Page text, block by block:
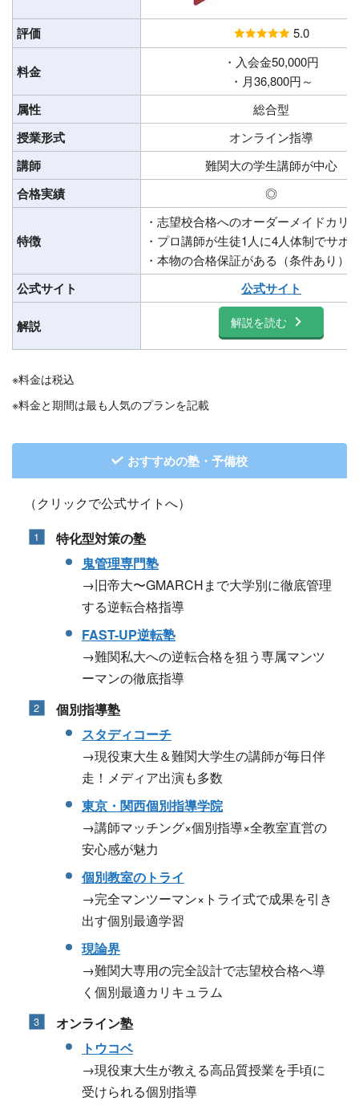
評価 5.0
料金
・入会金50,000円
・月36,800円～
属性 総合型
授業形式 オンライン指導
講師 難関大の学生講師が中心
合格実績 ◎
特徴
・志望校合格へのオーダーメイドカリ
・プロ講師が生徒1人に4人体制でサポ
・本物の合格保証がある（条件あり）
公式サイト 公式サイト
解説 解説を読む
※料金は税込
※料金と期間は最も人気のプランを記載
おすすめの塾・予備校
（クリックで公式サイトへ）
特化型対策の塾
鬼管理専門塾
→旧帝大〜GMARCHまで大学別に徹底管理
する逆転合格指導
FAST-UP逆転塾
→難関私大への逆転合格を狙う専属マンツ
ーマンの徹底指導
個別指導塾
スタディコーチ
→現役東大生＆難関大学生の講師が毎日伴
走！メディア出演も多数
東京・関西個別指導学院
→講師マッチング×個別指導×全教室直営の
安心感が魅力
個別教室のトライ
→完全マンツーマン×トライ式で成果を引き
出す個別最適学習
現論界
→難関大専用の完全設計で志望校合格へ導
く個別最適カリキュラム
オンライン塾
トウコベ
→現役東大生が教える高品質授業を手頃に
受けられる個別指導